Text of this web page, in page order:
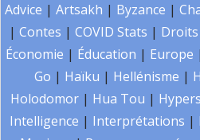
Advice | Artsakh | Byzance |
| Contes | COVID Stats |
Économie | Éducation | Europe |
Go | Haïku | Hellénisme |
Holodomor | Hua Tou |
Intelligence | Interprétations |